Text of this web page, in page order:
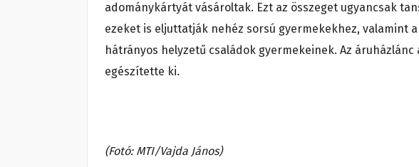
adománykártyát vásároltak. Ezt az összeget ugyancsak
ezeket is eljuttatják nehéz sorsú gyermekekhez, valamint
hátrányos helyzetű családok gyermekeinek. Az
egészítette ki.
(Fotó: MTI/Vajda János)